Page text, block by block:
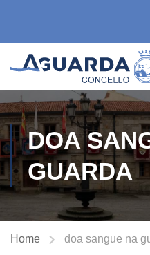
DOA
GUARDA
Home doa sangue na